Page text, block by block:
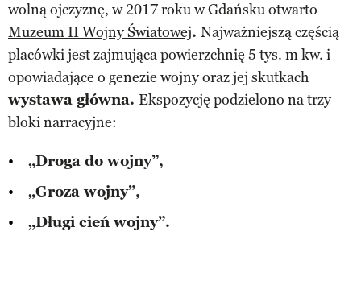
wolną ojczyznę, w 2017 roku w Gdańsku otwarto
Muzeum II Wojny Światowej. Najważniejszą częścią
placówki jest zajmująca powierzchnię 5 tys. m kw. i
opowiadające o genezie wojny oraz jej skutkach
wystawa główna. Ekspozycję podzielono na trzy
bloki narracyjne:
„Droga do wojny”,
„Groza wojny”,
„Długi cień wojny”.